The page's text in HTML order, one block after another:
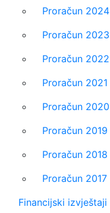
Proračun 2024
Proračun 2023
Proračun 2022
Proračun 2021
Proračun 2020
Proračun 2019
Proračun 2018
Proračun 2017
Financijski izvještaji